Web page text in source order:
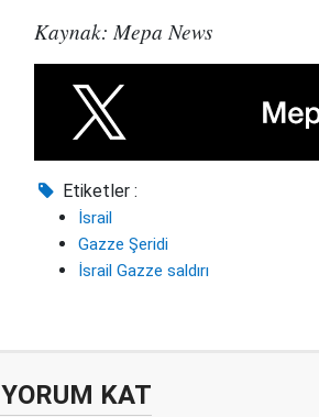
Kaynak: Mepa News
Etiketler :
İsrail
Gazze Şeridi
İsrail Gazze saldırı
YORUM KAT